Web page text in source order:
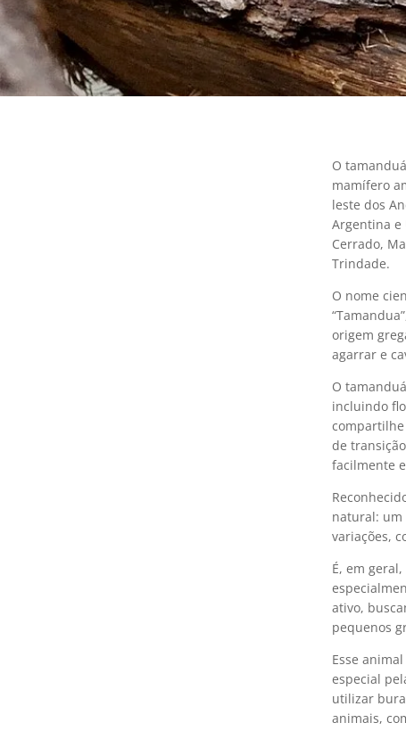
O
mamífero
leste dos
Argentina e
Cerrado,
Trindade.
O nome
origem
agarrar e
O
incluindo
de
facilmente
natural: um
variações,
É, em
ativo,
pequenos
Esse
especial
utilizar
animais,